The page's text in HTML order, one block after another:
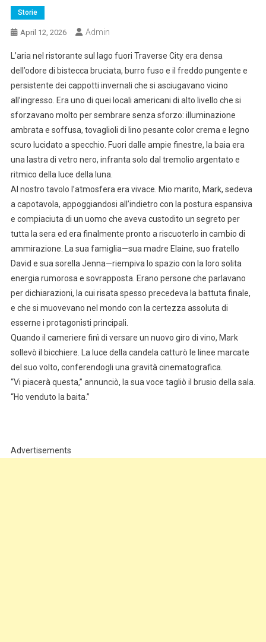
Storie
April 12, 2026 Admin
L’aria nel ristorante sul lago fuori Traverse City era densa
dell’odore di bistecca bruciata, burro fuso e il freddo pungente e
persistente dei cappotti invernali che si asciugavano vicino
all’ingresso. Era uno di quei locali americani di alto livello che si
sforzavano molto per sembrare senza sforzo: illuminazione
ambrata e soffusa, tovaglioli di lino pesante color crema e legno
scuro lucidato a specchio. Fuori dalle ampie finestre, la baia era
una lastra di vetro nero, infranta solo dal tremolio argentato e
ritmico della luce della luna.
Al nostro tavolo l’atmosfera era vivace. Mio marito, Mark, sedeva
a capotavola, appoggiandosi all’indietro con la postura espansiva
e compiaciuta di un uomo che aveva custodito un segreto per
tutta la sera ed era finalmente pronto a riscuoterlo in cambio di
ammirazione. La sua famiglia—sua madre Elaine, suo fratello
David e sua sorella Jenna—riempiva lo spazio con la loro solita
energia rumorosa e sovrapposta. Erano persone che parlavano
per dichiarazioni, la cui risata spesso precedeva la battuta finale,
e che si muovevano nel mondo con la certezza assoluta di
esserne i protagonisti principali.
Quando il cameriere finì di versare un nuovo giro di vino, Mark
sollevò il bicchiere. La luce della candela catturò le linee marcate
del suo volto, conferendogli una gravità cinematografica.
“Vi piacerà questa,” annunciò, la sua voce tagliò il brusio della sala.
“Ho venduto la baita.”
Advertisements